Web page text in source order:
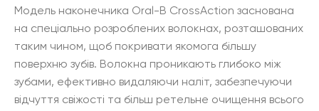
Модель наконечника Oral-B CrossAction заснована
на спеціально розроблених волокнах, розташованих
таким чином, щоб покривати якомога більшу
поверхню зубів. Волокна проникають глибоко між
зубами, ефективно видаляючи наліт, забезпечуючи
відчуття свіжості та більш ретельне очищення всього